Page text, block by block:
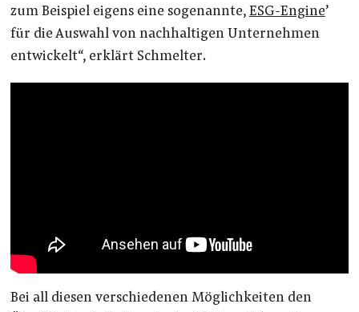
zum Beispiel eigens eine sogenannte‚ ESG-Engine’
für die Auswahl von nachhaltigen Unternehmen
entwickelt“, erklärt Schmelter.
Bei all diesen verschiedenen Möglichkeiten den